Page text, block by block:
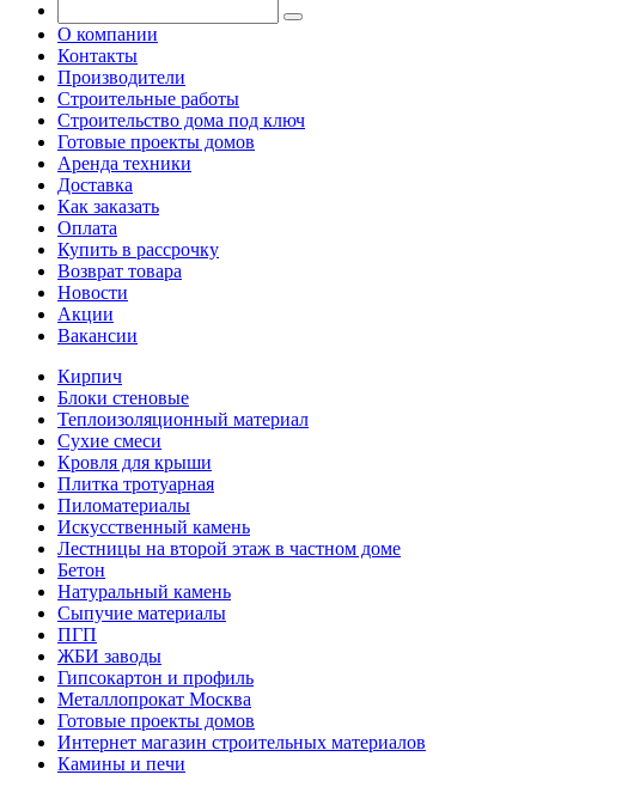
О компании
Контакты
Производители
Строительные работы
Строительство дома под ключ
Готовые проекты домов
Аренда техники
Доставка
Как заказать
Оплата
Купить в рассрочку
Возврат товара
Новости
Акции
Вакансии
Кирпич
Блоки стеновые
Теплоизоляционный материал
Сухие смеси
Кровля для крыши
Плитка тротуарная
Пиломатериалы
Искусственный камень
Лестницы на второй этаж в частном доме
Бетон
Натуральный камень
Сыпучие материалы
ПГП
ЖБИ заводы
Гипсокартон и профиль
Металлопрокат Москва
Готовые проекты домов
Интернет магазин строительных материалов
Камины и печи